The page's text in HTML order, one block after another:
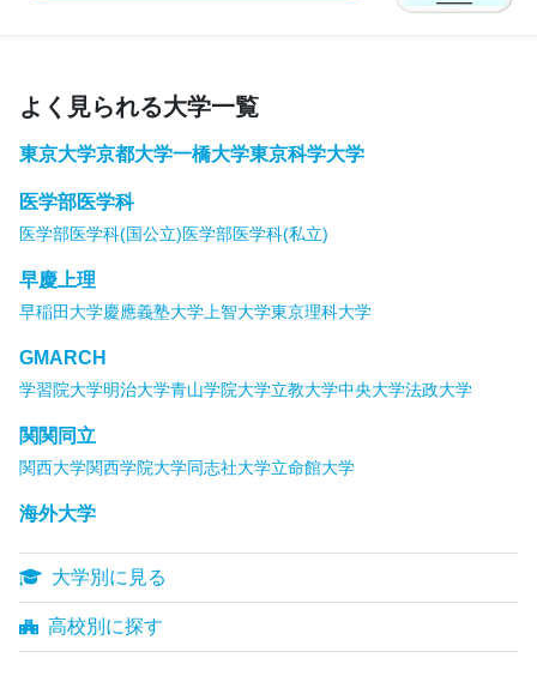
よく見られる大学一覧
東京大学京都大学一橋大学東京科学大学
医学部医学科
医学部医学科(国公立)医学部医学科(私立)
早慶上理
早稲田大学慶應義塾大学 上智大学東京理科大学
GMARCH
学習院大学明治大学青山学院大学立教大学中央大学法政大学
関関同立
関西大学関西学院大学同志社大学立命館大学
海外大学
大学別に見る
高校別に探す